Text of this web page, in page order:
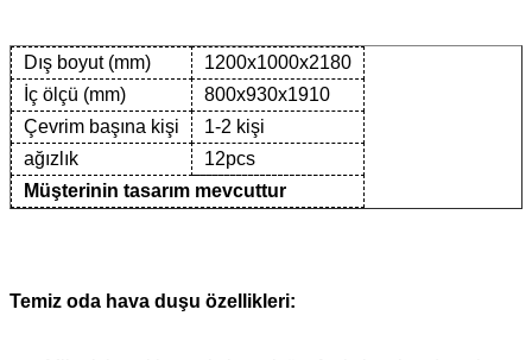
Dış boyut (mm)
1200x1000x2180
İç ölçü (mm)
800x930x1910
Çevrim başına kişi
1-2 kişi
ağızlık
12pcs
Müşterinin tasarım mevcuttur
Temiz oda hava duşu özellikleri: